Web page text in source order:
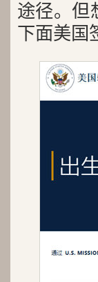
途径。但
下面美国